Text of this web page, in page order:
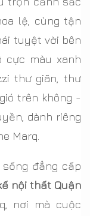
lệ, cùng tận
tuyệt vời bên
cực màu xanh
thư giãn, thư
trên không -
dành riêng
Marq.
đẳng cấp
nội thất Quận
nơi mà cuộc